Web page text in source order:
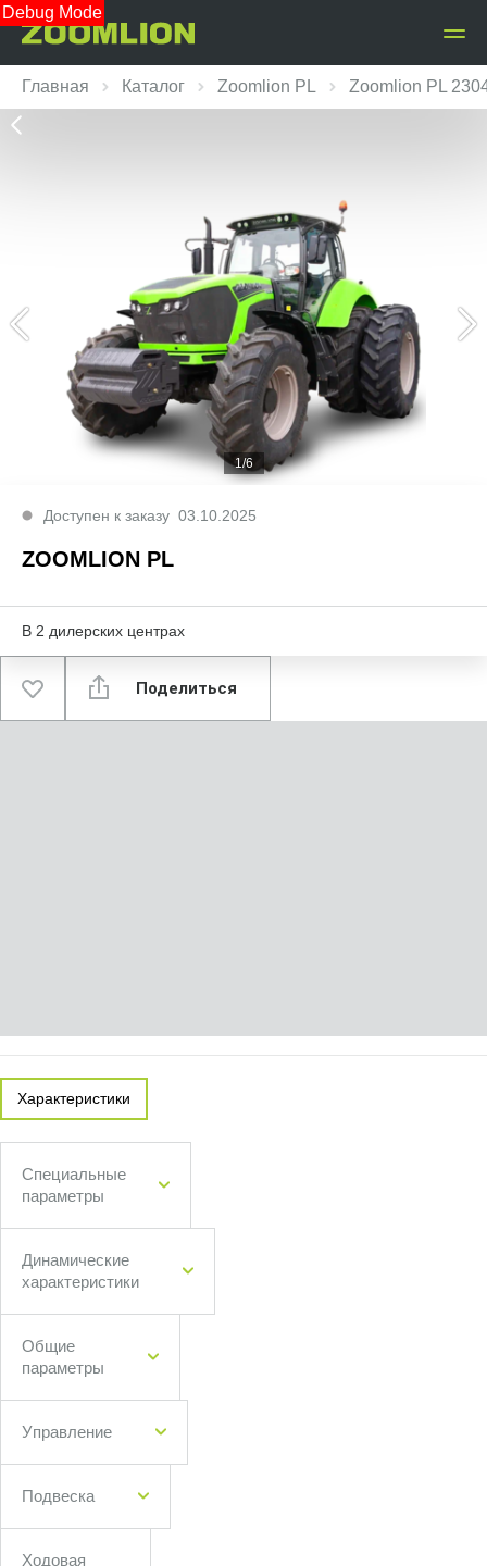
Debug Mode
Главная Каталог Zoomlion PL Zoomlion PL
1/6
Доступен к заказу 03.10.2025
ZOOMLION PL
В 2 дилерских центрах
Поделиться
Характеристики
Специальные
параметры
Динамические
характеристики
Общие
параметры
Управление
Подвеска
Ходовая